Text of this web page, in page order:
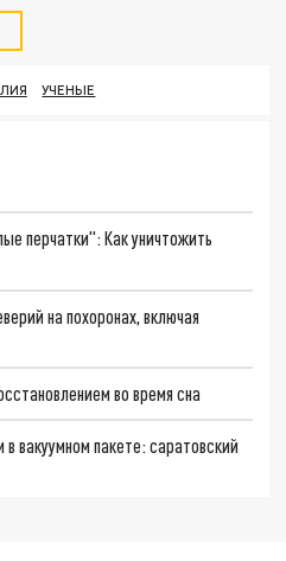
УЧЕНЫЕ
перчатки": Как уничтожить
на похоронах, включая
во время сна
вакуумном пакете: саратовский